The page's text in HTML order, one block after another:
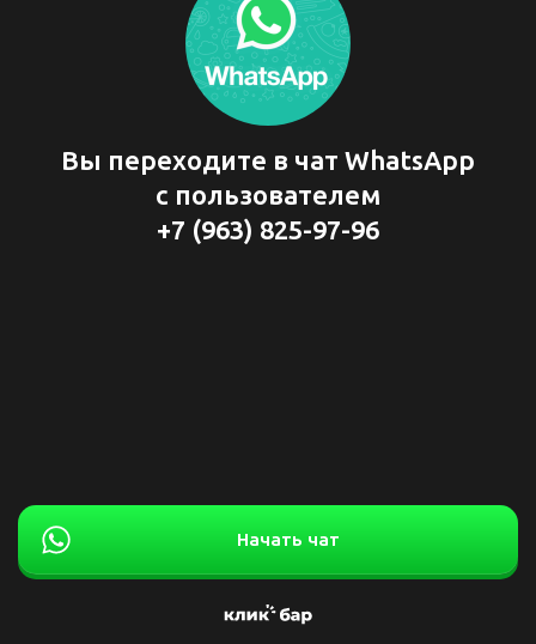
Вы переходите в чат WhatsApp
с пользователем
+7 (963) 825-97-96
Начать чат